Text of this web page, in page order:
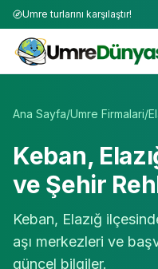
Umre turlarını karşılaştır!
Ana Sayfa/Umre Firmalari/
Keban,
ve Şehir
Keban, Elazığ
aşı merkezleri ve
güncel bilgiler.